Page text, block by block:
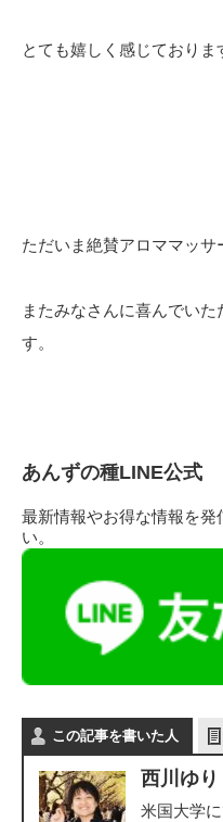
とても嬉しく感じており
ただいま絶賛アロママッ
またみなさんに喜んでい
す。
あんずの種LINE公式
最新情報やお得な情報を発
い。
この記事を書いた人
西川ゆり
米国大学